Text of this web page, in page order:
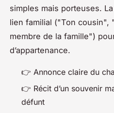
simples mais porteuses.
lien familial ("Ton cousin",
membre de la famille")
d’appartenance.
👉 Annonce claire du
👉 Récit d’un souvenir
défunt